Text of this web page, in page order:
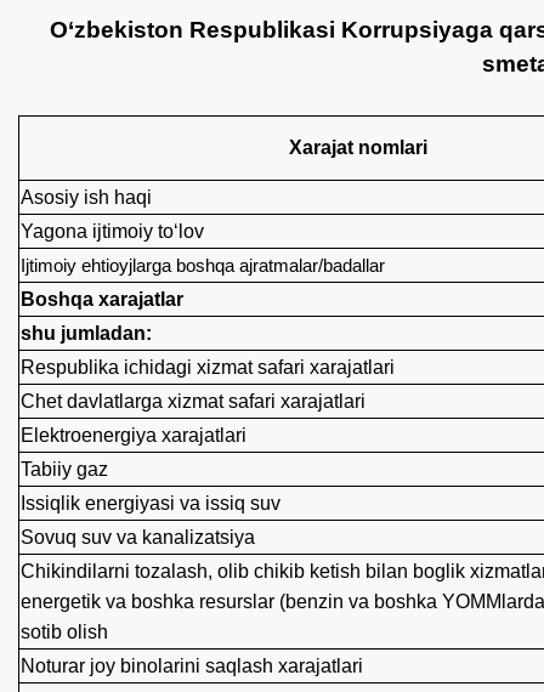
O‘zbekiston Respublikasi Korrupsiyaga
Xarajat nomlari
Asosiy ish haqi
Yagona ijtimoiy to‘lov
Ijtimoiy ehtioyjlarga boshqa ajratmalar/badallar
Boshqa xarajatlar
shu jumladan:
Respublika ichidagi xizmat safari xarajatlari
Chet davlatlarga xizmat safari xarajatlari
Elektroenergiya xarajatlari
Tabiiy gaz
Issiqlik energiyasi va issiq suv
Sovuq suv va kanalizatsiya
Chikindilarni tozalash, olib chikib ketish bilan boglik
energetik va boshka resurslar (benzin va boshka
sotib olish
Noturar joy binolarini saqlash xarajatlari